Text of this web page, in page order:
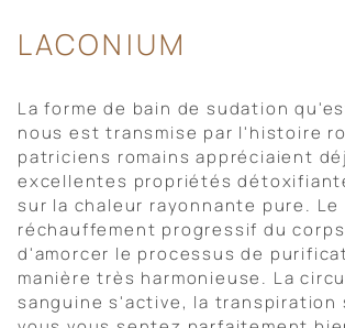
LACONIUM
La forme de bain de sudation
nous est transmise par l'histoire
patriciens romains appréciaient
excellentes propriétés
sur la chaleur rayonnante pure. Le
réchauffement progressif du
d'amorcer le processus de
manière très harmonieuse. La
sanguine s'active, la transpiration